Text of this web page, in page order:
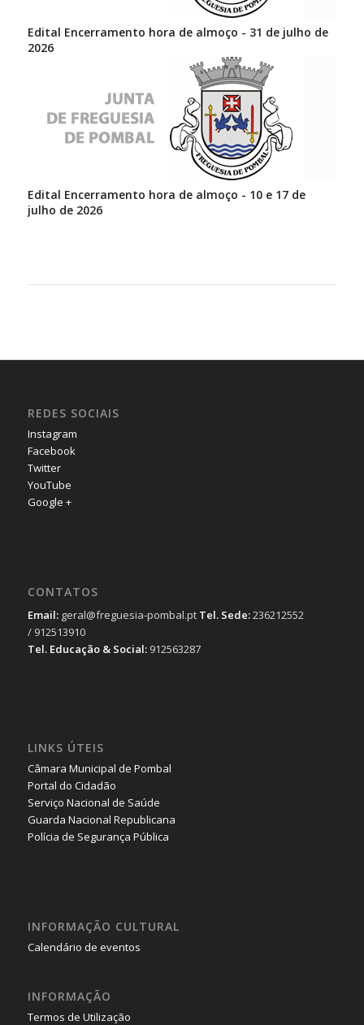
Edital Encerramento hora de almoço - 31 de julho de
2026
Edital Encerramento hora de almoço - 10 e 17 de
julho de 2026
REDES SOCIAIS
Instagram
Facebook
Twitter
YouTube
Google +
CONTATOS
Email:geral@freguesia-pombal.pt Tel. Sede:236212552
/ 912513910
Tel. Educação & Social: 912563287
LINKS ÚTEIS
Câmara Municipal de Pombal
Portal do Cidadão
Serviço Nacional de Saúde
Guarda Nacional Republicana
Polícia de Segurança Pública
INFORMAÇÃO CULTURAL
Calendário de eventos
INFORMAÇÃO
Termos de Utilização